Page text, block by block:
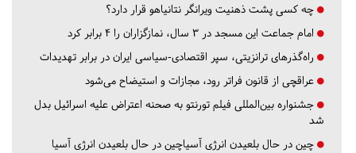
چه کسی پشت ذهنیت ویرانگر نتانیاهو قرار دارد؟
امام جماعت این مسجد در ۳ سال، نمازگزاران را ۴ برابر کرد
راه‌گذرهای ترانزیتی، سپر اقتصادی-سیاسی ایران در برابر تهدیدات
عراقچی از قانون فراتر رود، مجازات و استیضاح می‌شود
جشنواره بین‌المللی فیلم تورنتو به صحنه اعتراض علیه اسرائیل بدل
شد
چین در حال بلعیدن انرژی آسیاچین در حال بلعیدن انرژی آسیا